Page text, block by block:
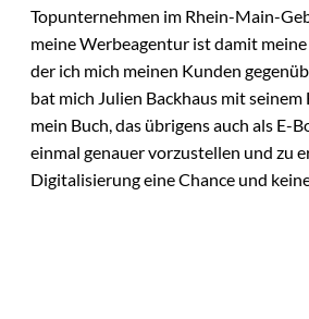
Topunternehmen im Rhein-Main-
meine Werbeagentur ist damit
der ich mich meinen Kunden
bat mich Julien Backhaus mit seinem
mein Buch, das übrigens auch als E-
einmal genauer vorzustellen und zu
Digitalisierung eine Chance und